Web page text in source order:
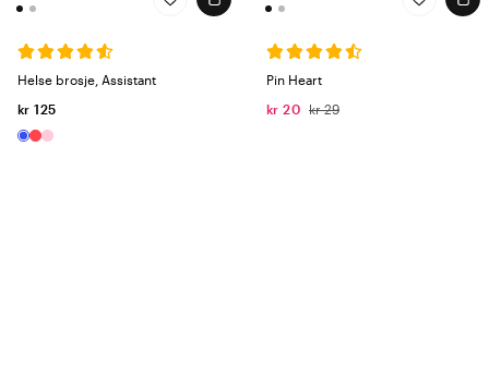
Helse brosje, Assistant
kr 125
Pin Heart
kr 20 kr 29